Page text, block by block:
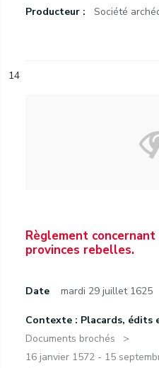
Producteur : Société
14
Règlement
provinces rebelles.
Date mardi 29 juillet 1625
Contexte : Placards, édits
Documents brochés
16 janvier 1572 - 15